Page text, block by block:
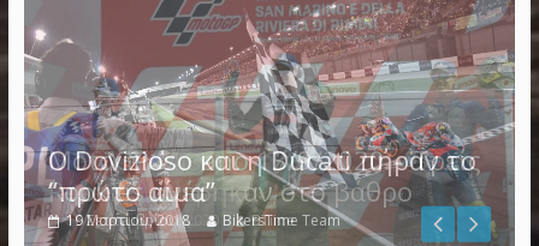
Ο Dovizioso και η Ducati πήραν το
“πρώτο αίμα”
19 Μαρτίου, 2018 BikersTime Team